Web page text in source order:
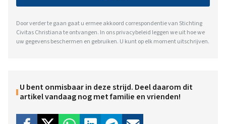
Door verder te gaan gaat u ermee akkoord correspondentie van Stichting
Civitas Christiana te ontvangen. In onsprivacybeleid leggen we uit hoe we
uw gegevens beschermen en gebruiken. U kunt op elk moment uitschrijven.
U bent onmisbaar in deze strijd. Deel daarom dit
artikel vandaag nog met familie en vrienden!